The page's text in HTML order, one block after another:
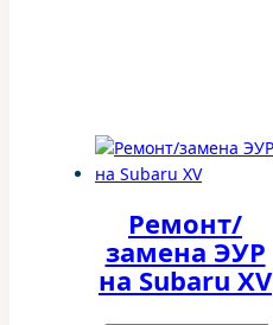
Ремонт/
замена ЭУР
на Subaru XV